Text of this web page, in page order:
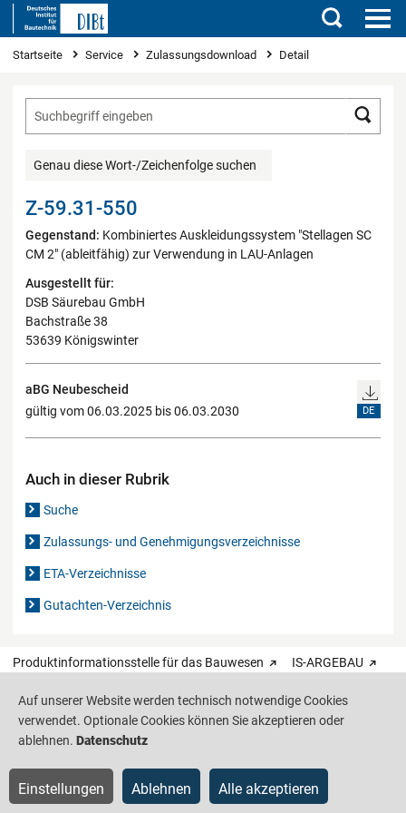
Suchen
Sie sind hier
Startseite Service Zulassungsdownload Detail
Genau diese Wort-/Zeichenfolge suchen
Z-59.31-550
Gegenstand: Kombiniertes Auskleidungssystem "Stellagen SC
CM 2" (ableitfähig) zur Verwendung in LAU-Anlagen
Ausgestellt für:
DSB Säurebau GmbH
Bachstraße 38
53639 Königswinter
aBG Neubescheid
gültig vom 06.03.2025 bis 06.03.2030
DE
Auch in dieser Rubrik
Suche
Zulassungs- und Genehmigungsverzeichnisse
ETA-Verzeichnisse
Gutachten-Verzeichnis
Produktinformationsstelle für das Bauwesen IS-ARGEBAU
Barrierefreiheit Datenschutz Impressum Sitemap
Auf unserer Website werden technisch notwendige Cookies
verwendet. Optionale Cookies können Sie akzeptieren oder
ablehnen. Datenschutz
Einstellungen Ablehnen Alle akzeptieren